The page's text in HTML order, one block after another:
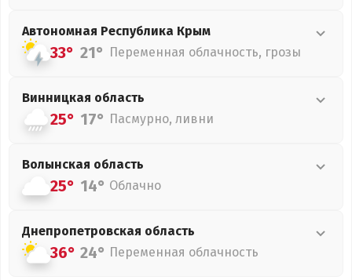
Автономная Республика Крым
33° 21° Переменная облачность, грозы
Винницкая область
25° 17° Пасмурно, ливни
Волынская область
25° 14° Облачно
Днепропетровская область
36° 24° Переменная облачность